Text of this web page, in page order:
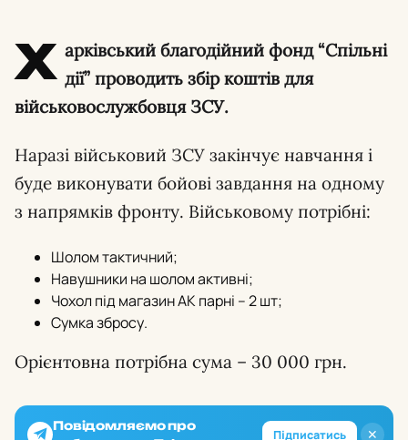
Х арківський благодійний фонд “Спільні
дії” проводить збір коштів для
військовослужбовця ЗСУ.
Наразі військовий ЗСУ закінчує навчання і
буде виконувати бойові завдання на одному
з напрямків фронту. Військовому потрібні:
Шолом тактичний;
Навушники на шолом активні;
Чохол під магазин АК парні – 2 шт;
Сумка збросу.
Орієнтовна потрібна сума – 30 000 грн.
✕
Повідомляємо про
Підписатись